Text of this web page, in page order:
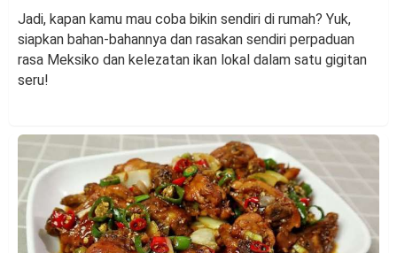
Jadi, kapan kamu mau coba bikin sendiri di rumah? Yuk,
siapkan bahan-bahannya dan rasakan sendiri perpaduan
rasa Meksiko dan kelezatan ikan lokal dalam satu gigitan
seru!